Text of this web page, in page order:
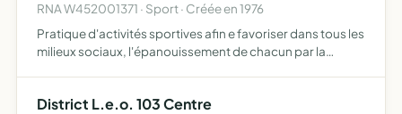
RNA W452001371 · Sport · Créée en 1976
Pratique d'activités sportives afin e favoriser dans tous les
milieux sociaux, l'épanouissement de chacun par la
District L.e.o. 103 Centre